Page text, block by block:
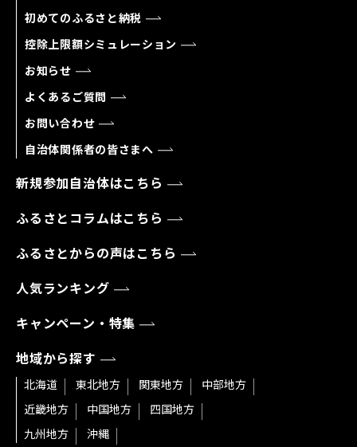
初めてのふるさと納税
控除上限額シミュレーション
お知らせ
よくあるご質問
お問い合わせ
自治体関係者の皆さまへ
新規参加自治体はこちら
ふるさとコラムはこちら
ふるさとからの声はこちら
人気ランキング
キャンペーン・特集
地域から探す
北海道 東北地方 関東地方
中部地方
近畿地方
中国地方
四国地方
九州地方
沖縄